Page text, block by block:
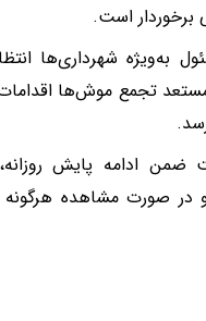
برخوردار است.
به‌ویژه شهرداری‌ها
تجمع موش‌ها اقدامات
ضمن ادامه پایش
در صورت مشاهده